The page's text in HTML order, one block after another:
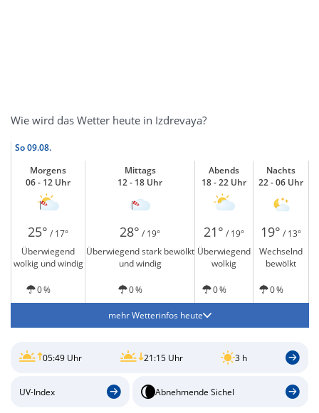
Wie wird das Wetter heute in Izdrevaya?
So09.08.
Morgens
06 - 12 Uhr
Mittags
12 - 18 Uhr
Abends
18 - 22 Uhr
Nachts
22 - 06 Uhr
25° / 17° 28° / 19° 21° / 19° 19° / 13°
Überwiegend
wolkig und windig
Überwiegend stark bewölkt
und windig
Überwiegend
wolkig
Wechselnd
bewölkt
0 % 0 % 0 % 0 %
mehr Wetterinfos heute
05:49 Uhr 21:15 Uhr 3 h
UV-Index Abnehmende Sichel